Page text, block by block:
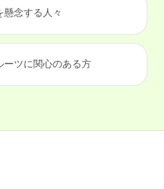
懸念する人々
ーツに関心のある方